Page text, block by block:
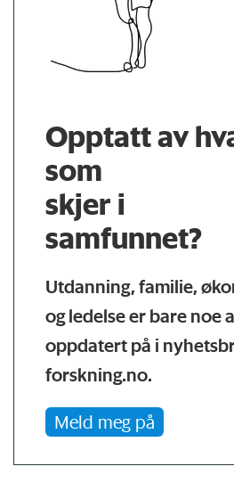
Opptatt av
som
skjer i
samfunnet?
Utdanning, familie,
og ledelse er bare noe
oppdatert på i
forskning.no.
Meld meg på